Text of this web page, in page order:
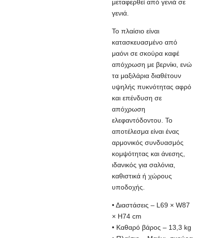
μεταφερθεί από γενιά σε
γενιά.
Το πλαίσιο είναι
κατασκευασμένο από
μαόνι σε σκούρα καφέ
απόχρωση με βερνίκι, ενώ
τα μαξιλάρια διαθέτουν
υψηλής πυκνότητας αφρό
και επένδυση σε
απόχρωση
ελεφαντόδοντου. Το
αποτέλεσμα είναι ένας
αρμονικός συνδυασμός
κομψότητας και άνεσης,
ιδανικός για σαλόνια,
καθιστικά ή χώρους
υποδοχής.
• Διαστάσεις – L69 × W87
× H74 cm
• Καθαρό βάρος – 13,3 kg